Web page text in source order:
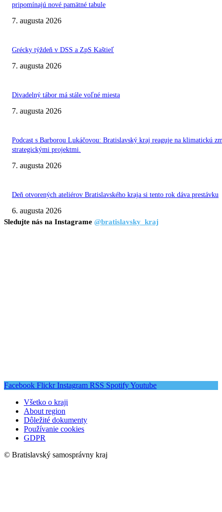
pripomínajú nové pamätné tabule
7. augusta 2026
Grécky týždeň v DSS a ZpS Kaštieľ
7. augusta 2026
Divadelný tábor má stále voľné miesta
7. augusta 2026
Podcast s Barborou Lukáčovou: Bratislavský kraj reaguje na klimatickú
strategickými projektmi.
7. augusta 2026
Deň otvorených ateliérov Bratislavského kraja si tento rok dáva prestávku
6. augusta 2026
Sledujte nás na Instagrame @bratislavsky_kraj
Facebook Flickr Instagram RSS SpotifyYoutube
Všetko o kraji
About region
Dôležité dokumenty
Používanie cookies
GDPR
© Bratislavský samosprávny kraj